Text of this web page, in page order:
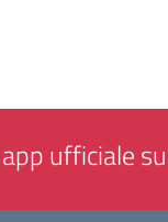
ufficiale